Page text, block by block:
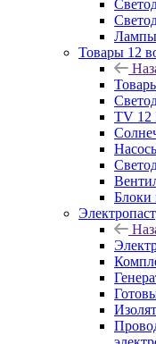
Лампы
Товары 12
TV 12
Блоки